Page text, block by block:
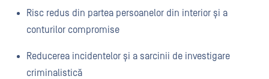
Risc redus din partea persoanelor din interior și a
conturilor compromise
Reducerea incidentelor și a sarcinii de investigare
criminalistică